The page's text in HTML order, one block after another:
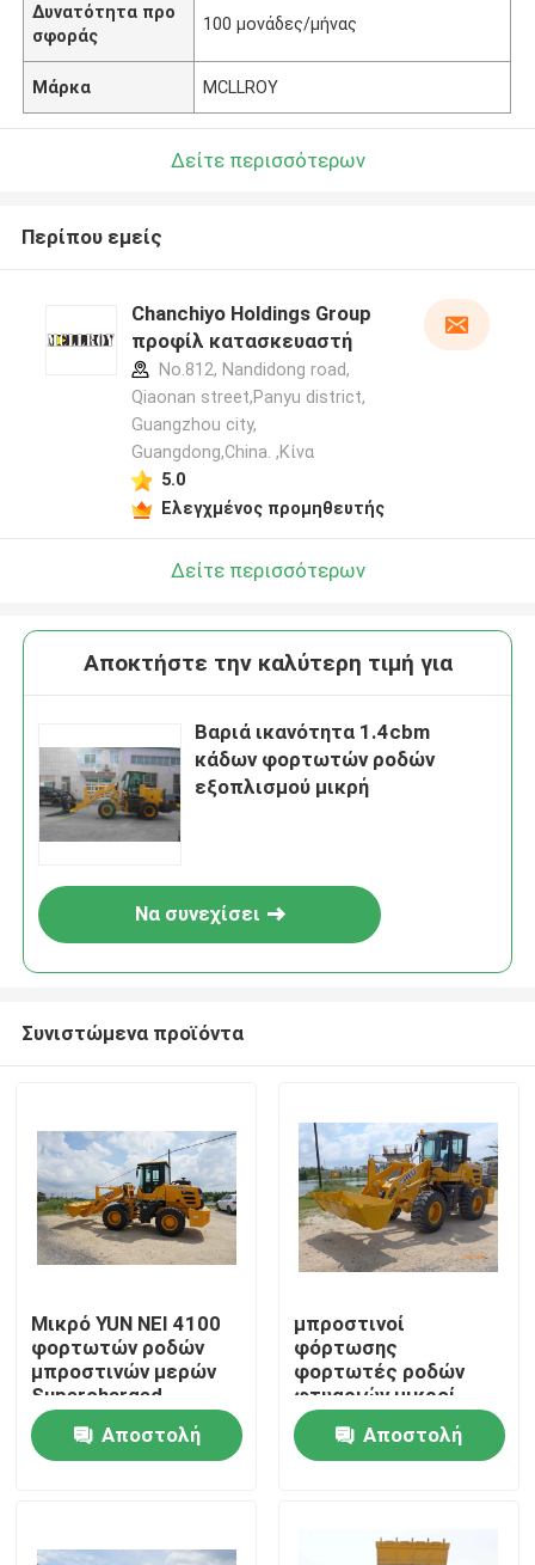
Σπίτι
Περίπου εμείς
Δυνατότητα προ
σφοράς
100 μονάδες/μήνας
Μάρκα MCLLROY
Δείτε περισσότερων
Περίπου εμείς
Chanchiyo Holdings Group
προφίλ κατασκευαστή
No.812, Nandidong road,
Qiaonan street,Panyu district,
Guangzhou city,
Guangdong,China. ,Κίνα
5.0
Ελεγχμένος προμηθευτής
Δείτε περισσότερων
Αποκτήστε την καλύτερη τιμή για
Βαριά ικανότητα 1.4cbm
κάδων φορτωτών ροδών
εξοπλισμού μικρή
Να συνεχίσει
Συνιστώμενα προϊόντα
Μικρό YUN NEI 4100
φορτωτών ροδών
μπροστινών μερών
Supercharged
στοιχείο
Αποστολή
μπροστινοί
φόρτωσης
φορτωτές ροδών
φτυαριών μικροί
φορτίο εργασίας
2500 κλΑποστολή